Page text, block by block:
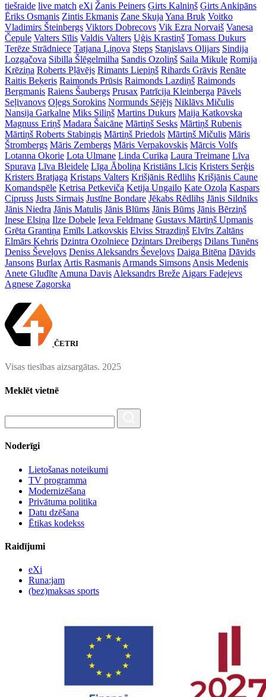
tiešraide live match eXi Žanis Peiners Ģirts Kalniņš Ģirts Ankipāns
Ēriks Osmanis Zintis Ekmanis Zane Skuja Yana Bruk Voitko
Vladimirs Šteinbergs Viktors Dobrecovs Vik Ezra Norvaiš Vanesa
Čepule Valters Sīlis Valdis Valters Uģis Krastiņš Tomass Dukurs
Terēze Strādniece Tatjana Ļiņova Steps Staņislavs Olijars Sindija
Lozgačova Sibilla Šlēgelmilha Sandis Ozoliņš Saila Mikule Romija
Krēziņa Roberts Pļāvējs Rimants Liepiņš Rihards Grāvis Renāte
Raitis Beķeris Raimonds Prūsis Raimonds Lazdiņš Raimonds
Bergmanis Raiens Šaubergs Prusax Patrīcija Kleinberga Pāvels
Seļivanovs Oļegs Sorokins Normunds Sējējs Niklāvs Mičulis
Nansija Garkalne Miks Siliņš Martins Dukurs Maija Katkovska
Magnuss Eriņš Madara Šaicāne Mārtiņš Sesks Mārtiņš Rubenis
Mārtiņš Roberts Stabingis Mārtiņš Priedols Mārtiņš Mičulis Māris
Štrombergs Māris Zembergs Māris Verpakovskis Mārcis Volfs
Lotanna Okorie Lota Ulmane Linda Curika Laura Treimane Līva
Spurava Līva Bleidele Līga Āboliņa Kristiāns Līcis Kristers Serģis
Kristers Bratjaga Kristaps Valters Krišjānis Rēdlihs Krišjānis Caune
Komandspēle Ketrisa Petkeviča Ketija Ungailo Kate Ozola Kaspars
Cipruss Justs Sirmais Justīne Bondare Jēkabs Rēdlihs Jānis Sildniks
Jānis Niedra Jānis Matulis Jānis Blūms Jānis Būms Jānis Bērziņš
Inese Elsiņa Ilze Dobele Ieva Feldmane Gustavs Mārtiņš Upmanis
Grēta Grantiņa Emīls Latkovskis Elviss Strazdiņš Elvīrs Zaltāns
Elmārs Kehris Dzintra Ozolniece Dzintars Dreibergs Dilans Tunēns
Deniss Ševeļovs Deniss Aleksandrs Ševeļovs Daiga Bitēna Dāvids
Jansons Burlax Artis Rasmanis Armands Simsons Ansis Medenis
Anete Gludīte Amuna Davis Aleksandrs Breže Aigars Fadejevs
Agnese Zagorska
ČETRI
Visas tiesības aizsargātas. 2025
Meklēt vietnē
Noderīgi
Lietošanas noteikumi
TV programma
Modernizēšana
Privātuma politika
Datu dzēšana
Ētikas kodekss
Raidījumi
eXi
Runa:jam
(bez)maksas sports